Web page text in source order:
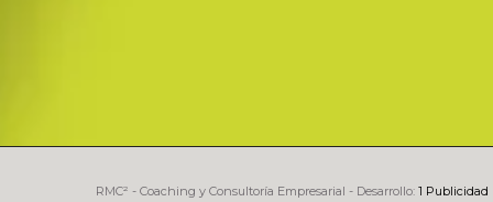
RMC² - Coaching y Consultoría Empresarial - Desarrollo: 1 Publicidad